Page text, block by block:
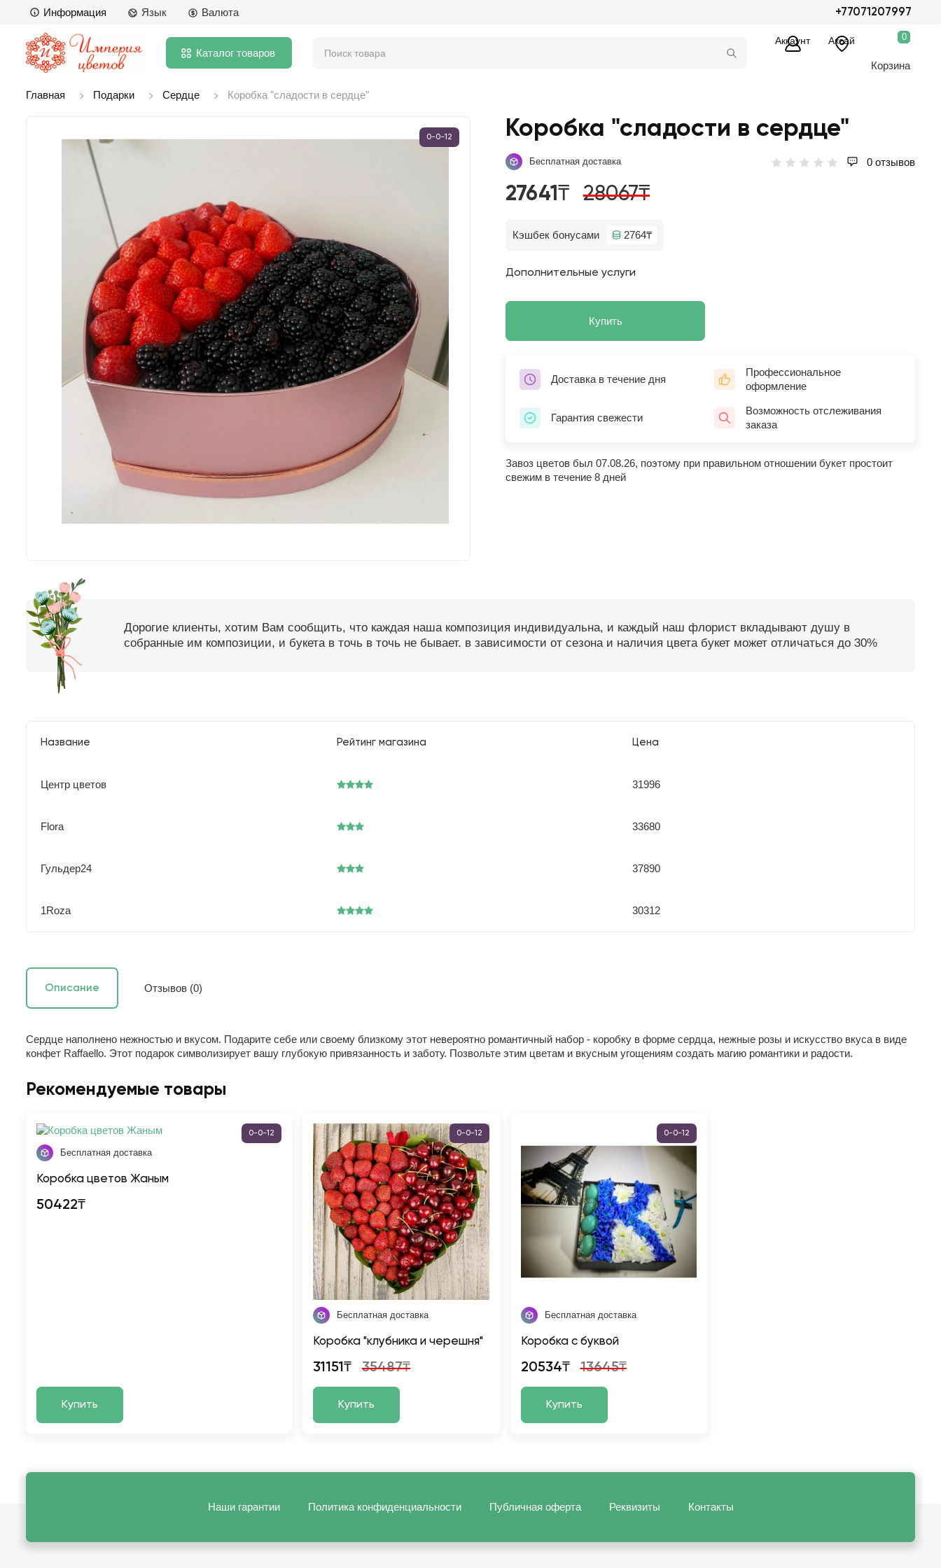
Информация Язык Валюта +77071207997
Каталог товаров
Аккаунт Аксай 0
Корзина
Главная Подарки Сердце Коробка "сладости в сердце"
0-0-12 Коробка "сладости в сердце"
Бесплатная доставка 0 отзывов
27641₸ 28067₸
Кэшбек бонусами 2764₸
Дополнительные услуги
Купить
Доставка в течение дня
Профессиональное
оформление
Гарантия свежести
Возможность отслеживания
заказа
Завоз цветов был 07.08.26, поэтому при правильном отношении букет простоит
свежим в течение 8 дней
Дорогие клиенты, хотим Вам сообщить, что каждая наша композиция индивидуальна, и каждый наш флорист вкладывают душу в
собранные им композиции, и букета в точь в точь не бывает. в зависимости от сезона и наличия цвета букет может отличаться до 30%
Название Рейтинг магазина Цена
Центр цветов 31996
Flora 33680
Гульдер24 37890
1Roza 30312
Описание Отзывов (0)
Сердце наполнено нежностью и вкусом. Подарите себе или своему близкому этот невероятно романтичный набор - коробку в форме сердца, нежные розы и искусство вкуса в виде
конфет Raffaello. Этот подарок символизирует вашу глубокую привязанность и заботу. Позвольте этим цветам и вкусным угощениям создать магию романтики и радости.
Рекомендуемые товары
0-0-12
Бесплатная доставка
Коробка цветов Жаным
50422₸
Купить
0-0-12
Бесплатная доставка
Коробка "клубника и черешня"
31151₸ 35487₸
Купить
0-0-12
Бесплатная доставка
Коробка с буквой
20534₸ 13645₸
Купить
Наши гарантии Политика конфиденциальности Публичная оферта Реквизиты Контакты